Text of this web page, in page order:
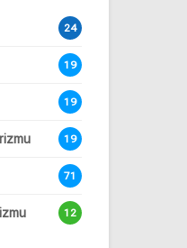
24
19
19
19
71
12